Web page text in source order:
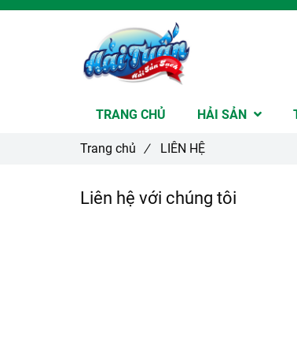
Liên hệ với chúng tôi
Trang chủ / LIÊN HỆ
TRANG CHỦ HẢI SẢN